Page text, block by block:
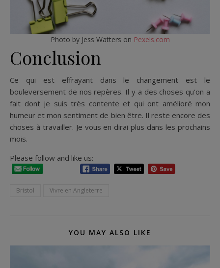
Photo by Jess Watters on Pexels.com
Conclusion
Ce qui est effrayant dans le changement est le
bouleversement de nos repères. Il y a des choses qu’on a
fait dont je suis très contente et qui ont amélioré mon
humeur et mon sentiment de bien être. Il reste encore des
choses à travailler. Je vous en dirai plus dans les prochains
mois.
Please follow and like us:
Bristol Vivre en Angleterre
YOU MAY ALSO LIKE